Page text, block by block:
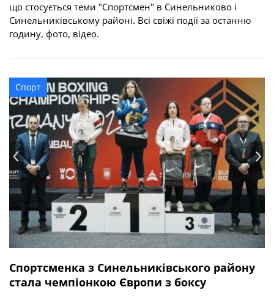
що стосується теми "Спортсмен" в Синельниково і
Синельниківському районі. Всі свіжі події за останню
годину, фото, відео.
Спорт
Спортсменка з Синельниківського району
стала чемпіонкою Європи з боксу